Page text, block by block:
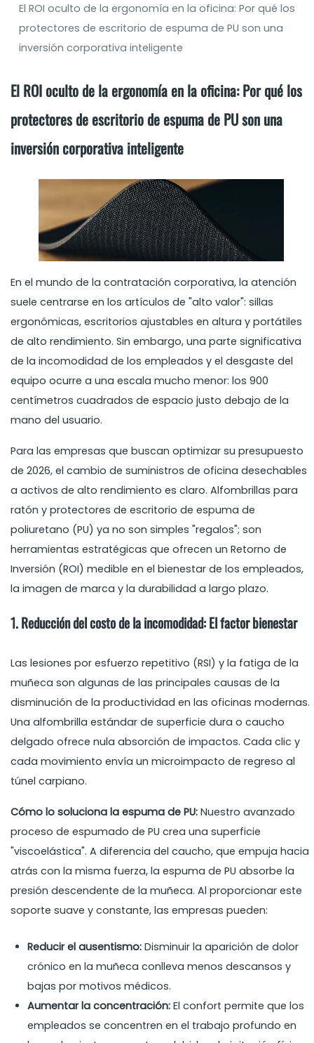
El ROI oculto de la ergonomía en la oficina: Por qué los
protectores de escritorio de espuma de PU son una
inversión corporativa inteligente
El ROI oculto de la ergonomía en la oficina: Por qué los
protectores de escritorio de espuma de PU son una
inversión corporativa inteligente
En el mundo de la contratación corporativa, la atención
suele centrarse en los artículos de "alto valor": sillas
ergonómicas, escritorios ajustables en altura y portátiles
de alto rendimiento. Sin embargo, una parte significativa
de la incomodidad de los empleados y el desgaste del
equipo ocurre a una escala mucho menor: los 900
centímetros cuadrados de espacio justo debajo de la
mano del usuario.
Para las empresas que buscan optimizar su presupuesto
de 2026, el cambio de suministros de oficina desechables
a activos de alto rendimiento es claro. Alfombrillas para
ratón y protectores de escritorio de espuma de
poliuretano (PU) ya no son simples "regalos"; son
herramientas estratégicas que ofrecen un Retorno de
Inversión (ROI) medible en el bienestar de los empleados,
la imagen de marca y la durabilidad a largo plazo.
1. Reducción del costo de la incomodidad: El factor bienestar
Las lesiones por esfuerzo repetitivo (RSI) y la fatiga de la
muñeca son algunas de las principales causas de la
disminución de la productividad en las oficinas modernas.
Una alfombrilla estándar de superficie dura o caucho
delgado ofrece nula absorción de impactos. Cada clic y
cada movimiento envía un microimpacto de regreso al
túnel carpiano.
Cómo lo soluciona la espuma de PU: Nuestro avanzado
proceso de espumado de PU crea una superficie
"viscoelástica". A diferencia del caucho, que empuja hacia
atrás con la misma fuerza, la espuma de PU absorbe la
presión descendente de la muñeca. Al proporcionar este
soporte suave y constante, las empresas pueden:
Reducir el ausentismo: Disminuir la aparición de dolor
crónico en la muñeca conlleva menos descansos y
bajas por motivos médicos.
Aumentar la concentración: El confort permite que los
empleados se concentren en el trabajo profundo en